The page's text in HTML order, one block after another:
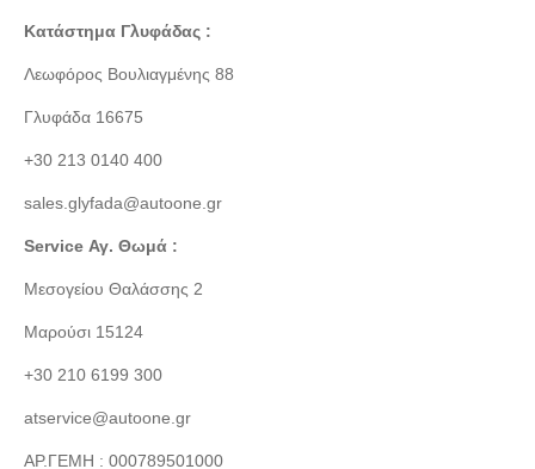
Κατάστημα Γλυφάδας :
Λεωφόρος Βουλιαγμένης 88
Γλυφάδα 16675
+30 213 0140 400
sales.glyfada@autoone.gr
Service Αγ. Θωμά :
Μεσογείου Θαλάσσης 2
Μαρούσι 15124
+30 210 6199 300
atservice@autoone.gr
ΑΡ.ΓΕΜΗ : 000789501000